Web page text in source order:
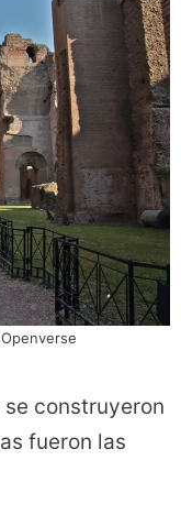
se construyeron
fueron las